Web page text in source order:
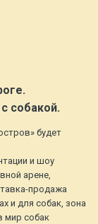
собакой.
будет
и шоу
арене,
продажа
и для собак, зона
мир собак